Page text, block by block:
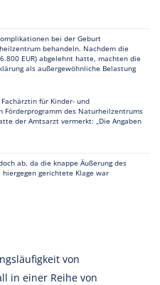
bei der Geburt
behandeln. Nachdem die
EUR) abgelehnt hatte, machten die
als außergewöhnliche Belastung
für Kinder- und
Förderprogramm des Naturheilzentrums
der Amtsarzt vermerkt: „Die Angaben
ab, da die knappe Äußerung des
gerichtete Klage war
von
in einer Reihe von